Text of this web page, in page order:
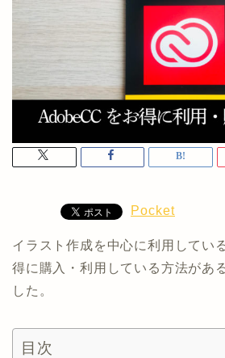
Pocket
イラスト作成を中心に利用してい
得に購入・利用している方法があ
した。
目次